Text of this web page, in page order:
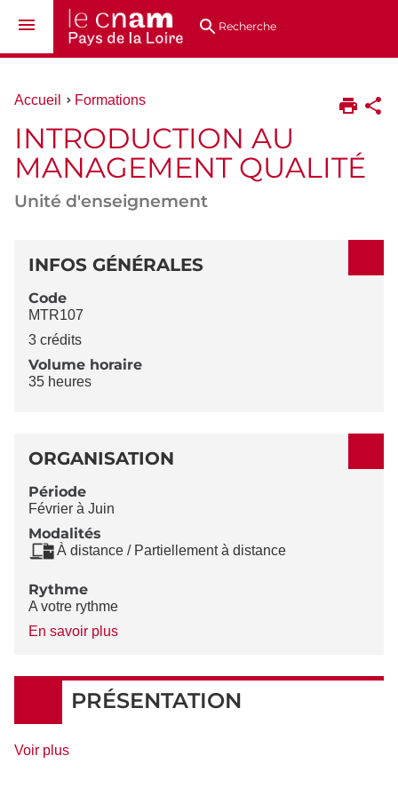
au
directsRecherche
Vous
ici :
Accueil Formations
INTRODUCTION AU
MANAGEMENT QUALITÉ
Unité d'enseignement
DÉTAILS
INFOS GÉNÉRALES
Code
MTR107
3 crédits
Volume horaire
35 heures
ORGANISATION
Période
Février à Juin
Modalités
À distance / Partiellement à distance
Rythme
A votre rythme
En savoir plusà
Rythme
PRÉSENTATION
Voir plusde